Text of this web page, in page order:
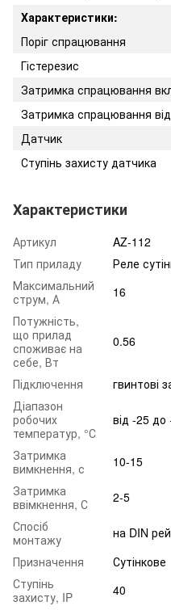
Характеристики:
Поріг спрацювання
Гістерезис
Затримка спрацювання
Затримка спрацювання
Датчик
Ступінь захисту датчика
Характеристики
Артикул
AZ-112
Тип приладу
Реле
Максимальний
струм, А
16
Потужність,
що прилад
споживає на
себе, Вт
0.56
Підключення
гвинтові
Діапазон
робочих
температур, °С
від -25 до
Затримка
вимкнення, с
10-15
Затримка
ввімкнення, С
2-5
Спосіб
монтажу
на DIN
Призначення
Сутінкове
Ступінь
захисту, IP
40